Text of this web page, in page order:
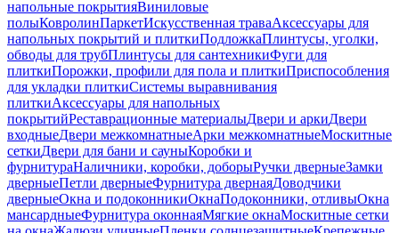
напольные покрытияВиниловые
полыКовролинПаркетИскусственная траваАксессуары для
напольных покрытий и плиткиПодложкаПлинтусы, уголки,
обводы для трубПлинтусы для сантехникиФуги для
плиткиПорожки, профили для пола и плиткиПриспособления
для укладки плиткиСистемы выравнивания
плиткиАксессуары для напольных
покрытийРеставрационные материалыДвери и аркиДвери
входныеДвери межкомнатныеАрки межкомнатныеМоскитные
сеткиДвери для бани и сауныКоробки и
фурнитураНаличники, коробки, доборыРучки дверныеЗамки
дверныеПетли дверныеФурнитура двернаяДоводчики
дверныеОкна и подоконникиОкнаПодоконники, отливыОкна
мансардныеФурнитура оконнаяМягкие окнаМоскитные сетки